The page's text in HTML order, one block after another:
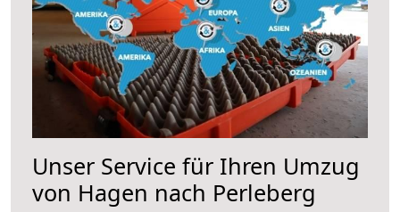
Unser Service für Ihren Umzug
von Hagen nach Perleberg